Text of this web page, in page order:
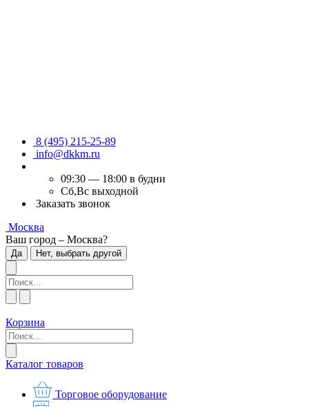
8 (495) 215-25-89
info@dkkm.ru
09:30 — 18:00 в будни
Сб,Вс выходной
Заказать звонок
Москва
Ваш город – Москва?
Да Нет, выбрать другой
Корзина
Каталог товаров
Торговое оборудование